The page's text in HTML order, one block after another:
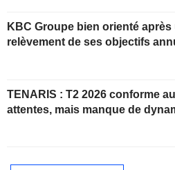
KBC Groupe bien orienté après
relèvement de ses objectifs
TENARIS : T2 2026 conforme aux
attentes, mais manque de